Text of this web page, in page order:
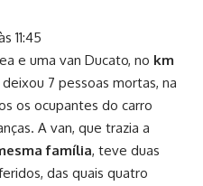
11:45
e uma van Ducato, no km
deixou 7 pessoas mortas, na
os ocupantes do carro
A van, que trazia a
família, teve duas
das quais quatro